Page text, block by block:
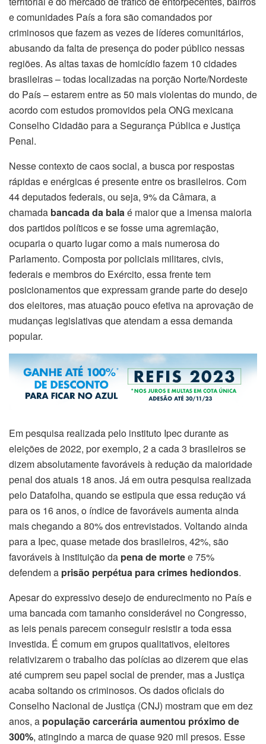
e comunidades País a fora são comandados por
criminosos que fazem as vezes de líderes comunitários,
abusando da falta de presença do poder público nessas
regiões. As altas taxas de homicídio fazem 10 cidades
brasileiras – todas localizadas na porção Norte/Nordeste
do País – estarem entre as 50 mais violentas do mundo, de
acordo com estudos promovidos pela ONG mexicana
Conselho Cidadão para a Segurança Pública e Justiça
Penal.
Nesse contexto de caos social, a busca por respostas
rápidas e enérgicas é presente entre os brasileiros. Com
44 deputados federais, ou seja, 9% da Câmara, a
chamada bancada da bala é maior que a imensa maioria
dos partidos políticos e se fosse uma agremiação,
ocuparia o quarto lugar como a mais numerosa do
Parlamento. Composta por policiais militares, civis,
federais e membros do Exército, essa frente tem
posicionamentos que expressam grande parte do desejo
dos eleitores, mas atuação pouco efetiva na aprovação de
mudanças legislativas que atendam a essa demanda
popular.
Em pesquisa realizada pelo instituto Ipec durante as
eleições de 2022, por exemplo, 2 a cada 3 brasileiros se
dizem absolutamente favoráveis à redução da maioridade
penal dos atuais 18 anos. Já em outra pesquisa realizada
pelo Datafolha, quando se estipula que essa redução vá
para os 16 anos, o índice de favoráveis aumenta ainda
mais chegando a 80% dos entrevistados. Voltando ainda
para a Ipec, quase metade dos brasileiros, 42%, são
favoráveis à instituição da pena de mortee 75%
defendem a prisão perpétua para crimes hediondos.
Apesar do expressivo desejo de endurecimento no País e
uma bancada com tamanho considerável no Congresso,
as leis penais parecem conseguir resistir a toda essa
investida. É comum em grupos qualitativos, eleitores
relativizarem o trabalho das polícias ao dizerem que elas
até cumprem seu papel social de prender, mas a Justiça
acaba soltando os criminosos. Os dados oficiais do
Conselho Nacional de Justiça (CNJ) mostram que em dez
anos, a população carcerária aumentou próximo de
300%, atingindo a marca de quase 920 mil presos. Esse